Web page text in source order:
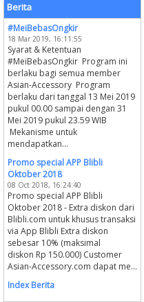
Berita
#MeiBebasOngkir
18 Mar 2019, 16:11:55
Syarat & Ketentuan
#MeiBebasOngkir Program ini
berlaku bagi semua member
Asian-Accessory Program
berlaku dari tanggal 13 Mei 2019
pukul 00.00 sampai dengan 31
Mei 2019 pukul 23.59 WIB
Mekanisme untuk
mendapatkan...
Promo special APP Blibli
Oktober 2018
08 Oct 2018, 16:24:40
Promo special APP Blibli
Oktober 2018 - Extra diskon dari
Blibli.com untuk khusus transaksi
via App Blibli Extra diskon
sebesar 10% (maksimal
diskon Rp 150.000) Customer
Asian-Accessory.com dapat me...
Index Berita